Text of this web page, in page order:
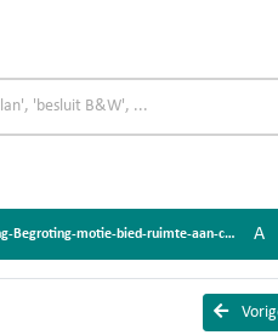
motie-bied-ruimte-aan-cultuurmakers A